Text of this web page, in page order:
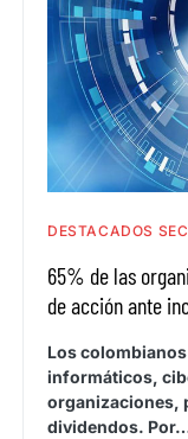
DESTACADOS
65% de las
de acción ante
Los
informáticos,
organizaciones,
dividendos.